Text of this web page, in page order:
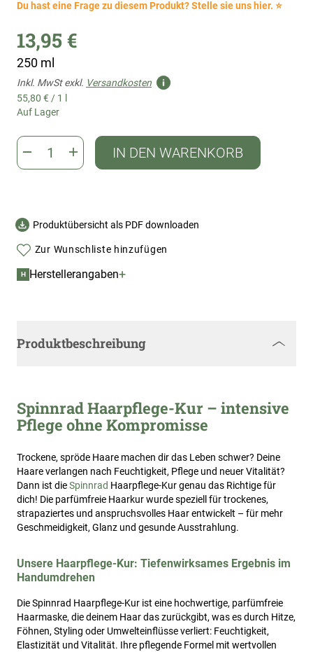
Du hast eine Frage zu diesem Produkt? Stelle sie uns hier. ⭐
13,95 €
250 ml
Inkl. MwSt exkl. Versandkosten
55,80 € / 1 l
Auf Lager
IN DEN WARENKORB
Produktübersicht als PDF downloaden
Zur Wunschliste hinzufügen
H Herstellerangaben+
Produktbeschreibung
Spinnrad Haarpflege-Kur – intensive
Pflege ohne Kompromisse
Trockene, spröde Haare machen dir das Leben schwer? Deine
Haare verlangen nach Feuchtigkeit, Pflege und neuer Vitalität?
Dann ist dieSpinnrad Haarpflege-Kur genau das Richtige für
dich! Die parfümfreie Haarkur wurde speziell für trockenes,
strapaziertes und anspruchsvolles Haar entwickelt – für mehr
Geschmeidigkeit, Glanz und gesunde Ausstrahlung.
Unsere Haarpflege-Kur: Tiefenwirksames Ergebnis im
Handumdrehen
Die Spinnrad Haarpflege-Kur ist eine hochwertige, parfümfreie
Haarmaske, die deinem Haar das zurückgibt, was es durch Hitze,
Föhnen, Styling oder Umwelteinflüsse verliert: Feuchtigkeit,
Elastizität und Vitalität. Ihre pflegende Formel mit wertvollen